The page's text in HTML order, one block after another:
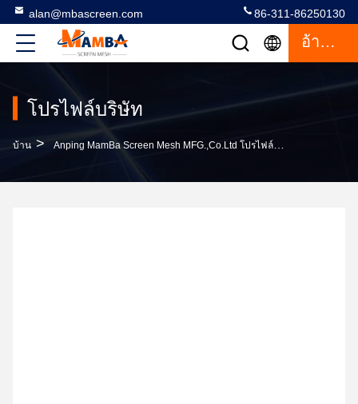
alan@mbascreen.com 86-311-86250130
อ้างอิง
โปรไฟล์บริษัท
บ้าน > Anping MamBa Screen Mesh MFG.,Co.Ltd โปรไฟล์บริษัท